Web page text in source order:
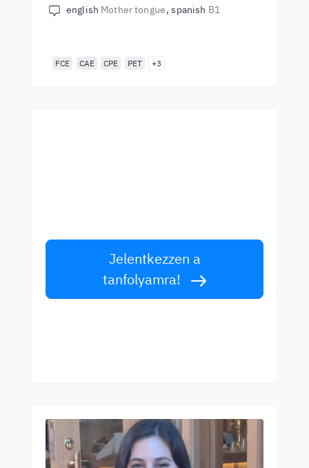
english Mother tongue spanish B1
FCE CAE CPE PET +3
Jelentkezzen a
tanfolyamra!